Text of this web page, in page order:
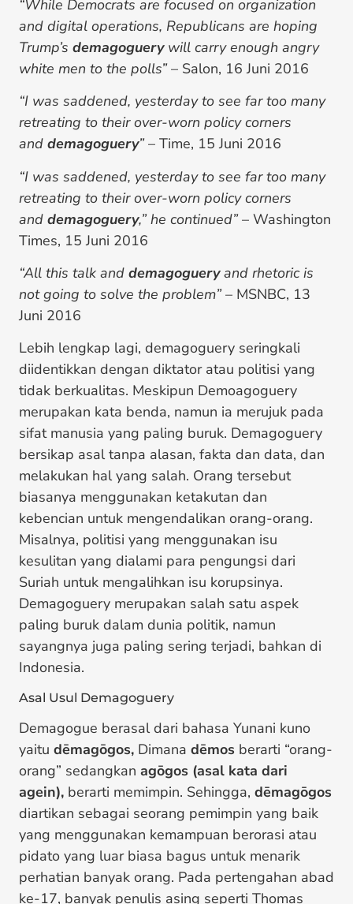
“While Democrats are focused on organization
and digital operations, Republicans are hoping
Trump’s demagoguerywill carry enough angry
white men to the polls”– Salon, 16 Juni 2016
“I was saddened, yesterday to see far too many
retreating to their over-worn policy corners
and demagoguery”– Time, 15 Juni 2016
“I was saddened, yesterday to see far too many
retreating to their over-worn policy corners
and demagoguery,” he continued”– Washington
Times, 15 Juni 2016
“All this talk and demagogueryand rhetoric is
not going to solve the problem”– MSNBC, 13
Juni 2016
Lebih lengkap lagi, demagoguery seringkali
diidentikkan dengan diktator atau politisi yang
tidak berkualitas. Meskipun Demoagoguery
merupakan kata benda, namun ia merujuk pada
sifat manusia yang paling buruk. Demagoguery
bersikap asal tanpa alasan, fakta dan data, dan
melakukan hal yang salah. Orang tersebut
biasanya menggunakan ketakutan dan
kebencian untuk mengendalikan orang-orang.
Misalnya, politisi yang menggunakan isu
kesulitan yang dialami para pengungsi dari
Suriah untuk mengalihkan isu korupsinya.
Demagoguery merupakan salah satu aspek
paling buruk dalam dunia politik, namun
sayangnya juga paling sering terjadi, bahkan di
Indonesia.
Asal Usul Demagoguery
Demagogue berasal dari bahasa Yunani kuno
yaitu dēmagōgos, Dimana dēmos berarti “orang-
orang” sedangkan agōgos (asal kata dari
agein), berarti memimpin. Sehingga, dēmagōgos
diartikan sebagai seorang pemimpin yang baik
yang menggunakan kemampuan berorasi atau
pidato yang luar biasa bagus untuk menarik
perhatian banyak orang. Pada pertengahan abad
ke-17, banyak penulis asing seperti Thomas